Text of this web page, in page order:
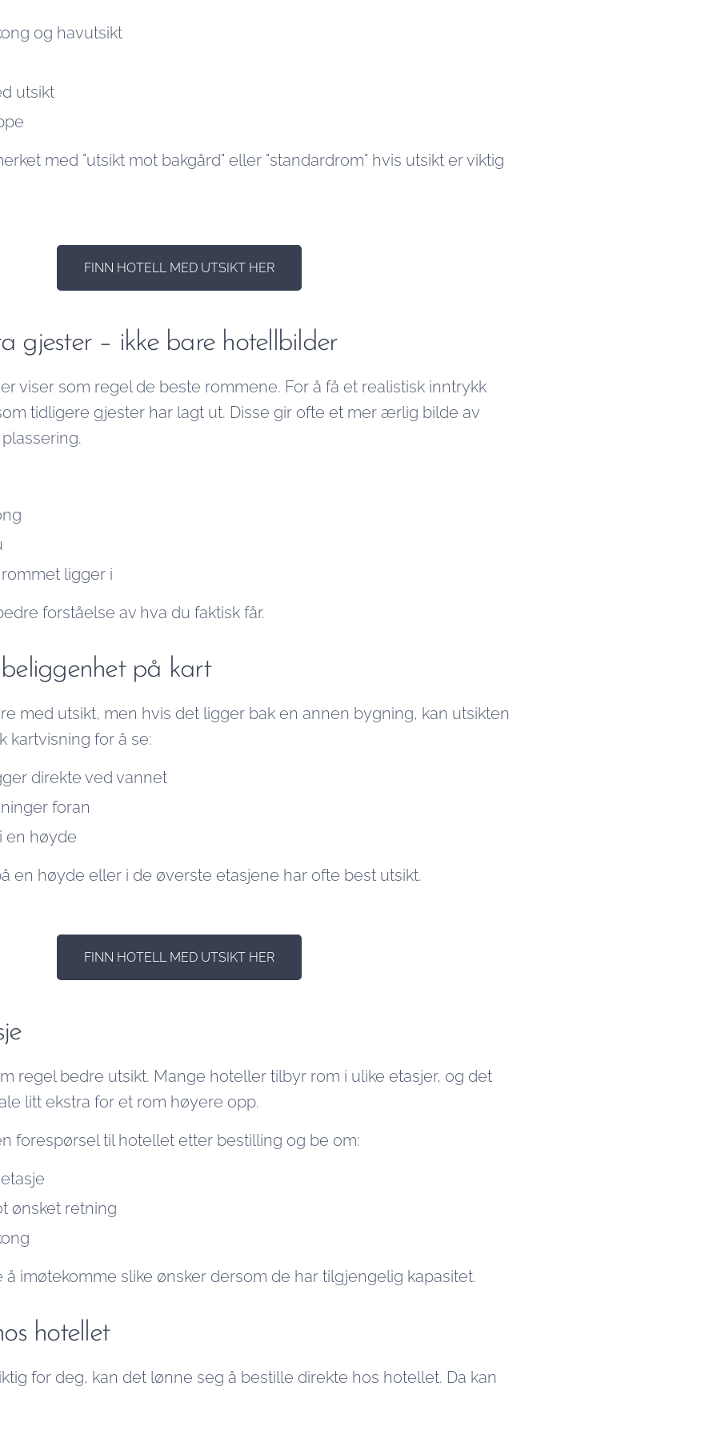
og havutsikt
utsikt
med "utsikt mot bakgård" eller "standardrom" hvis utsikt er viktig
FINN HOTELL MED UTSIKT HER
gjester – ikke bare hotellbilder
viser som regel de beste rommene. For å få et realistisk inntrykk
tidligere gjester har lagt ut. Disse gir ofte et mer ærlig bilde av
ligger i
forståelse av hva du faktisk får.
på kart
med utsikt, men hvis det ligger bak en annen bygning, kan utsikten
for å se:
direkte ved vannet
foran
en høyde
en høyde eller i de øverste etasjene har ofte best utsikt.
FINN HOTELL MED UTSIKT HER
regel bedre utsikt. Mange hoteller tilbyr rom i ulike etasjer, og det
litt ekstra for et rom høyere opp.
forespørsel til hotellet etter bestilling og be om:
ønsket retning
imøtekomme slike ønsker dersom de har tilgjengelig kapasitet.
hotellet
for deg, kan det lønne seg å bestille direkte hos hotellet. Da kan